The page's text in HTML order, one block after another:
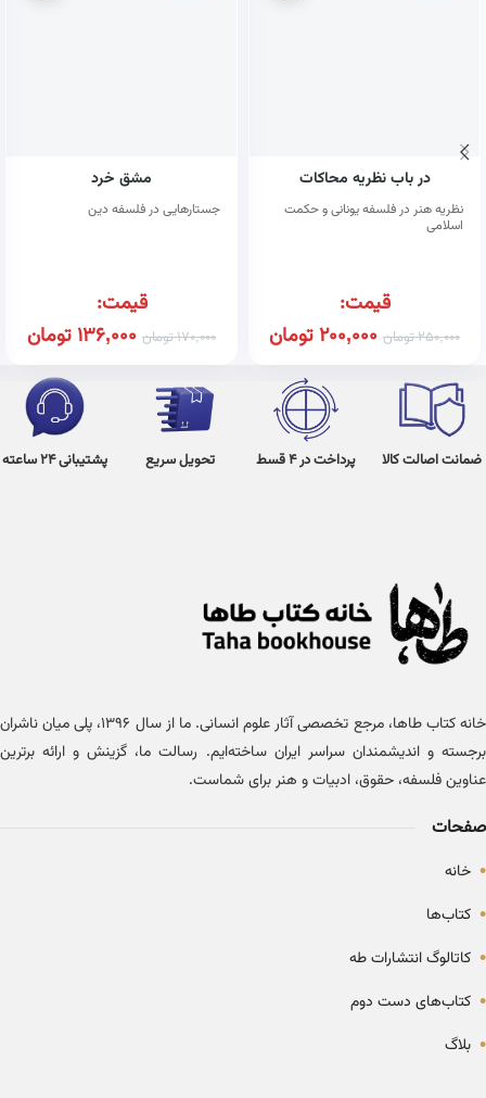
در باب نظریه محاکات
نظریه هنر در فلسفه یونانی و حکمت
اسلامی
قیمت:
250,000تومان 200,000تومان
مشق خرد
جستارهایی در فلسفه دین
قیمت:
170,000تومان 136,000تومان
ضمانت اصالت کالا پرداخت در 4 قسط تحویل سریع پشتیبانی 24 ساعته
خانه کتاب طاها، مرجع تخصصی آثار علوم انسانی. ما از سال ۱۳۹۶، پلی میان ناشران
برجسته و اندیشمندان سراسر ایران ساخته‌ایم. رسالت ما، گزینش و ارائه برترین
عناوین فلسفه، حقوق، ادبیات و هنر برای شماست.
صفحات
• خانه
• کتاب‌ها
• کاتالوگ انتشارات طه
• کتاب‌های دست دوم
• بلاگ